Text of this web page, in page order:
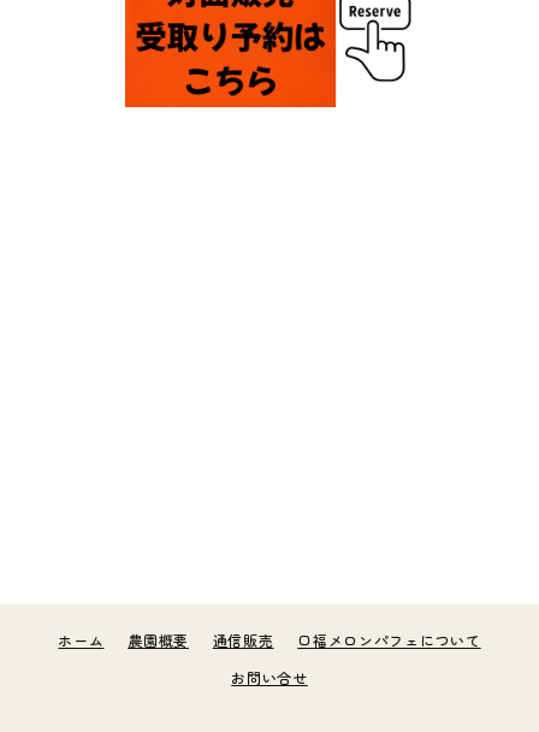
ホーム 農園概要 通信販売
口福メロンパフェについて
お問い合せ